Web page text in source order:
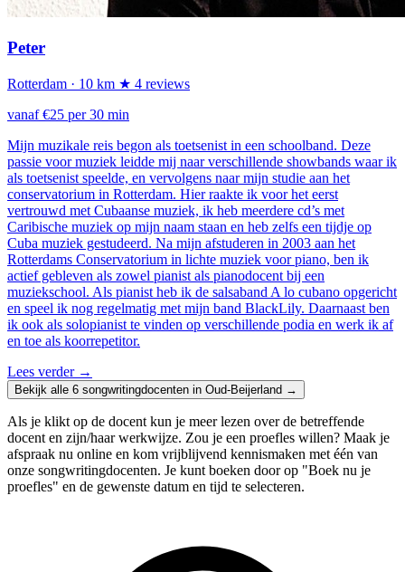
Peter
Rotterdam · 10 km ★ 4 reviews
vanaf €25 per 30 min
Mijn muzikale reis begon als toetsenist in een schoolband. Deze
passie voor muziek leidde mij naar verschillende showbands waar ik
als toetsenist speelde, en vervolgens naar mijn studie aan het
conservatorium in Rotterdam. Hier raakte ik voor het eerst
vertrouwd met Cubaanse muziek, ik heb meerdere cd’s met
Caribische muziek op mijn naam staan en heb zelfs een tijdje op
Cuba muziek gestudeerd. Na mijn afstuderen in 2003 aan het
Rotterdams Conservatorium in lichte muziek voor piano, ben ik
actief gebleven als zowel pianist als pianodocent bij een
muziekschool. Als pianist heb ik de salsaband A lo cubano opgericht
en speel ik nog regelmatig met mijn band BlackLily. Daarnaast ben
ik ook als solopianist te vinden op verschillende podia en werk ik af
en toe als koorrepetitor.
Lees verder →
Bekijk alle 6 songwritingdocenten in Oud-Beijerland →
Als je klikt op de docent kun je meer lezen over de betreffende
docent en zijn/haar werkwijze. Zou je een proefles willen? Maak je
afspraak nu online en kom vrijblijvend kennismaken met één van
onze songwritingdocenten. Je kunt boeken door op "Boek nu je
proefles" en de gewenste datum en tijd te selecteren.